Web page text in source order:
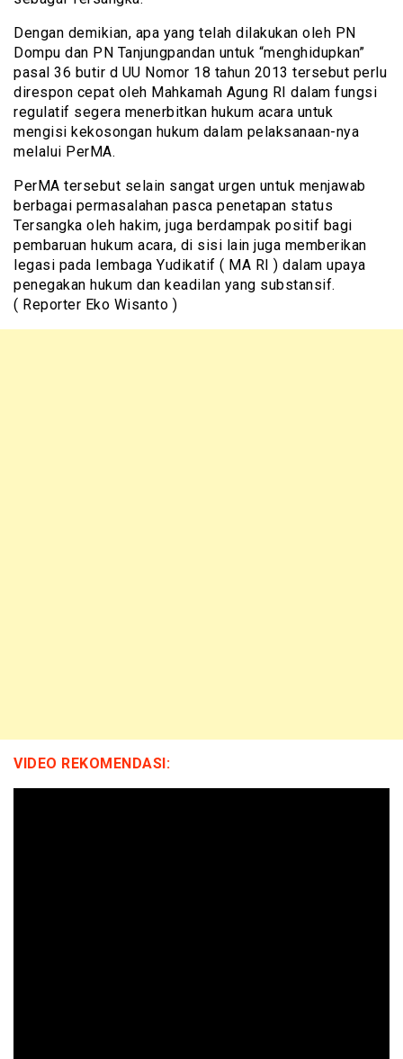
Dengan demikian, apa yang telah dilakukan oleh PN
Dompu dan PN Tanjungpandan untuk “menghidupkan”
pasal 36 butir d UU Nomor 18 tahun 2013 tersebut perlu
direspon cepat oleh Mahkamah Agung RI dalam fungsi
regulatif segera menerbitkan hukum acara untuk
mengisi kekosongan hukum dalam pelaksanaan-nya
melalui PerMA.
PerMA tersebut selain sangat urgen untuk menjawab
berbagai permasalahan pasca penetapan status
Tersangka oleh hakim, juga berdampak positif bagi
pembaruan hukum acara, di sisi lain juga memberikan
legasi pada lembaga Yudikatif ( MA RI ) dalam upaya
penegakan hukum dan keadilan yang substansif.
( Reporter Eko Wisanto )
VIDEO REKOMENDASI: